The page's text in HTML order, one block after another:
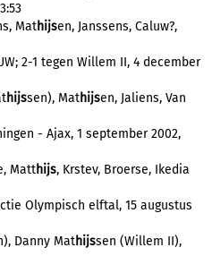
Mathijsen, Janssens, Caluw?,
2-1 tegen Willem II, 4 december
hijssen), Mathijsen, Jaliens, Van
- Ajax, 1 september 2002,
Matthijs, Krstev, Broerse, Ikedia
Olympisch elftal, 15 augustus
Danny Mathijssen (Willem II),